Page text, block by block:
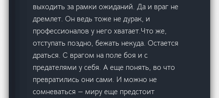
выходить за рамки ожиданий. Да и враг не
дремлет. Он ведь тоже не дурак, и
профессионалов у него хватает.Что же,
отступать поздно, бежать некуда. Остается
драться. С врагом на поле боя и с
предателями у себя. А еще понять, во что
превратились они сами. И можно не
сомневаться — миру еще предстоит